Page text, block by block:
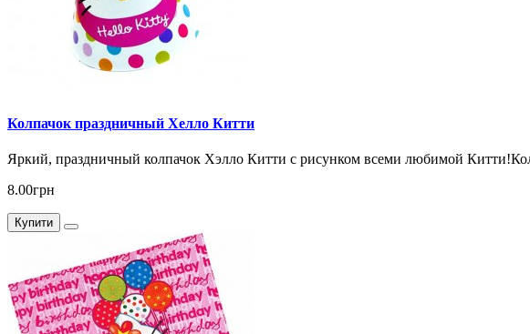
Колпачок праздничный Хелло Китти
Яркий, праздничный колпачок Хэлло Китти с рисунком всеми любимой
8.00грн
Купити